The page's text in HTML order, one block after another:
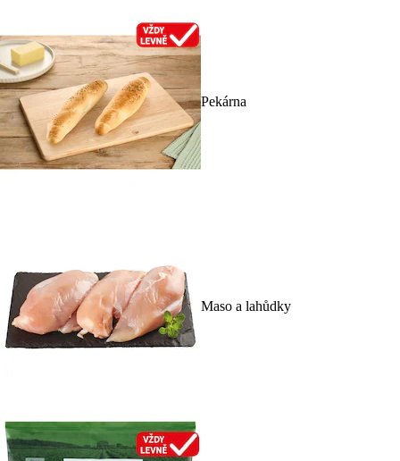
Pekárna
Maso a lahůdky